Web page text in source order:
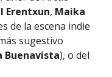
Erentxun, Maika
de la escena indie
sugestivo
Buenavista), o del